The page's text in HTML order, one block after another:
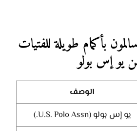
بأكمام طويلة للفتيات
يو إس بولو
الوصف
يو إس بولو (U.S. Polo Assn.)